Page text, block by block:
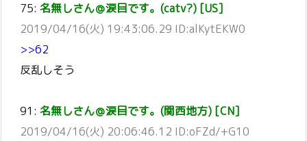
75: 名無しさん＠涙目です。(catv?) [US]
2019/04/16(火) 19:43:06.29 ID:alKytEKW0
>>62
反乱しそう
91: 名無しさん＠涙目です。(関西地方) [CN]
2019/04/16(火) 20:06:46.12 ID:oFZd/+G10